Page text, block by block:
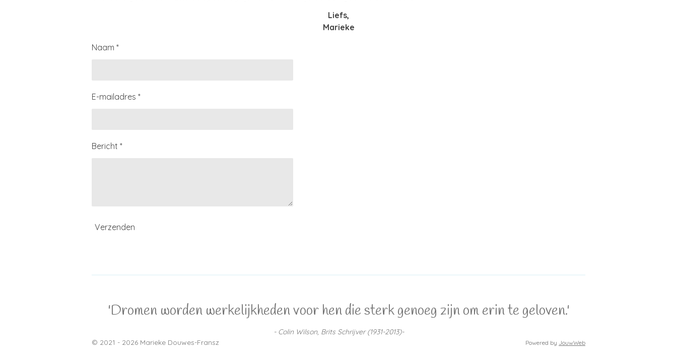
Liefs,
Marieke
Naam *
E-mailadres *
Bericht *
Verzenden
'Dromen worden werkelijkheden voor hen die sterk genoeg zijn om erin te geloven.'
- Colin Wilson, Brits Schrijver (1931-2013)-
© 2021 - 2026 Marieke Douwes-Fransz
Powered by JouwWeb